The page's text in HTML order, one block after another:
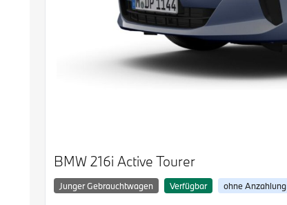
BMW 216i Active Tourer
Junger Gebrauchtwagen Verfügbar ohne Anzahlung